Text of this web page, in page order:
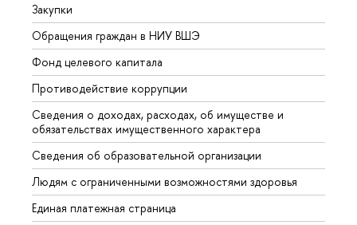
Закупки
Обращения граждан в НИУ ВШЭ
Фонд целевого капитала
Противодействие коррупции
Сведения о доходах, расходах, об имуществе и
обязательствах имущественного характера
Сведения об образовательной организации
Людям с ограниченными возможностями здоровья
Единая платежная страница